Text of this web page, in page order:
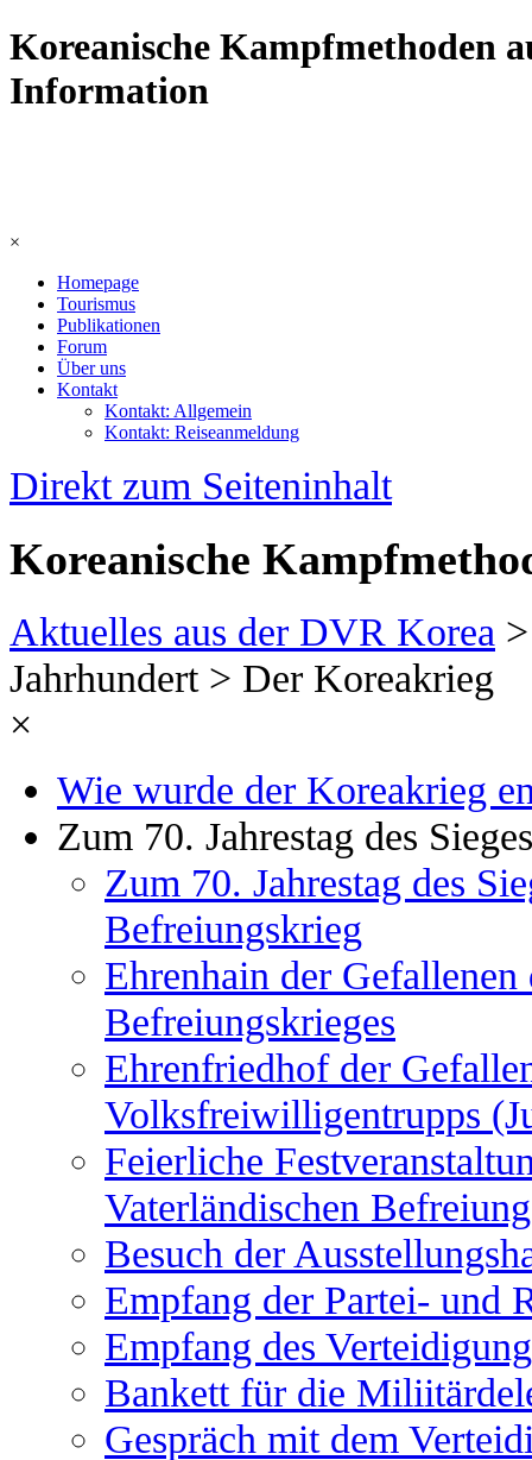
Koreanische Kampfmethoden
Information
×
Homepage
Tourismus
Publikationen
Forum
Über uns
Kontakt
Kontakt: Allgemein
Kontakt: Reiseanmeldung
Direkt zum Seiteninhalt
Koreanische
Aktuelles aus der DVR Korea
Jahrhundert > Der Koreakrieg
×
Wie wurde der Koreakrieg
Zum 70. Jahrestag des
Zum 70. Jahrestag des
Befreiungskrieg
Ehrenhain der Gefallenen
Befreiungskrieges
Ehrenfriedhof der
Volksfreiwilligentrupps
Feierliche
Vaterländischen
Besuch der
Empfang der Partei- und
Empfang des
Bankett für die
Gespräch mit dem